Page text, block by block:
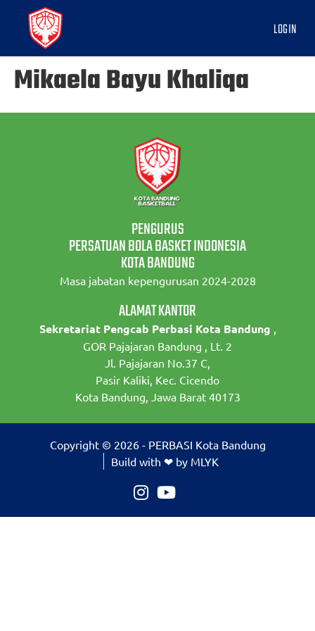
LOGIN
Mikaela Bayu Khaliqa
PENGURUS
PERSATUAN BOLA BASKET INDONESIA
KOTA BANDUNG
Masa jabatan kepengurusan 2024-2028
ALAMAT KANTOR
Sekretariat Pengcab Perbasi Kota Bandung ,
GOR Pajajaran Bandung , Lt. 2
Jl. Pajajaran No.37 C,
Pasir Kaliki, Kec. Cicendo
Kota Bandung, Jawa Barat 40173
Copyright © 2026 - PERBASI Kota Bandung
Build with ❤ by MLYK